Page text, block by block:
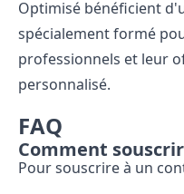
Optimisé bénéficient
spécialement formé
professionnels et leur
personnalisé.
FAQ
Comment
Pour souscrire à un